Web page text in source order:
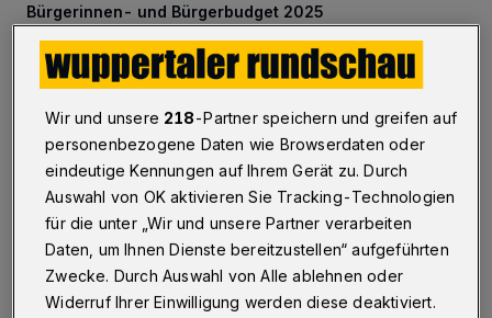
Bürgerinnen- und Bürgerbudget 2025
Anmeldefrist nun bis zum
Monatsende
Wuppertal·Wuppertalerinnen und Wuppertaler
können sich seit dem 4. März 2025 für das
Bürgerinnen- und Bürgerbudget bewerben. Die
Anmeldefrist ist nun bis zum Monatsende verlängert
worden.
Wir und unsere 218-Partner speichern und greifen auf
personenbezogene Daten wie Browserdaten oder
eindeutige Kennungen auf Ihrem Gerät zu. Durch
Auswahl von OK aktivieren Sie Tracking-Technologien
für die unter „Wir und unsere Partner verarbeiten
Daten, um Ihnen Dienste bereitzustellen“ aufgeführten
Zwecke. Durch Auswahl von Alle ablehnen oder
Widerruf Ihrer Einwilligung werden diese deaktiviert.